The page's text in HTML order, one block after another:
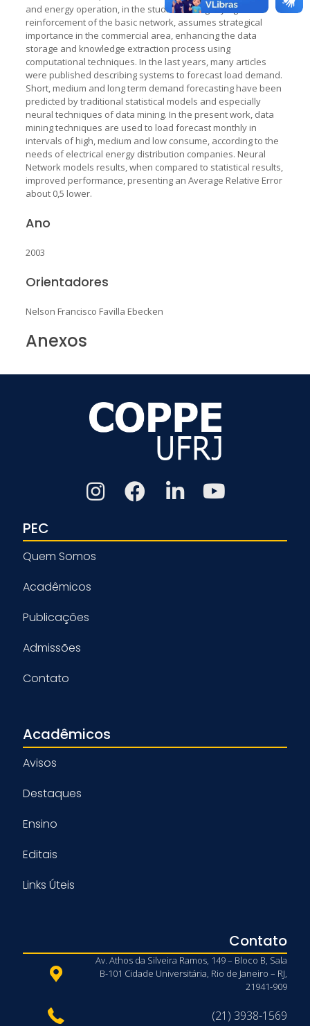
and energy operation, in the studies of magnifying and
reinforcement of the basic network, assumes strategical
importance in the commercial area, enhancing the data
storage and knowledge extraction process using
computational techniques. In the last years, many articles
were published describing systems to forecast load demand.
Short, medium and long term demand forecasting have been
predicted by traditional statistical models and especially
neural techniques of data mining. In the present work, data
mining techniques are used to load forecast monthly in
intervals of high, medium and low consume, according to the
needs of electrical energy distribution companies. Neural
Network models results, when compared to statistical results,
improved performance, presenting an Average Relative Error
about 0,5 lower.
Ano
2003
Orientadores
Nelson Francisco Favilla Ebecken
Anexos
PEC
Quem Somos
Acadêmicos
Publicações
Admissões
Contato
Acadêmicos
Avisos
Destaques
Ensino
Editais
Links Úteis
Contato
Av. Athos da Silveira Ramos, 149 – Bloco B, Sala
B-101 Cidade Universitária, Rio de Janeiro – RJ,
21941-909
(21) 3938-1569